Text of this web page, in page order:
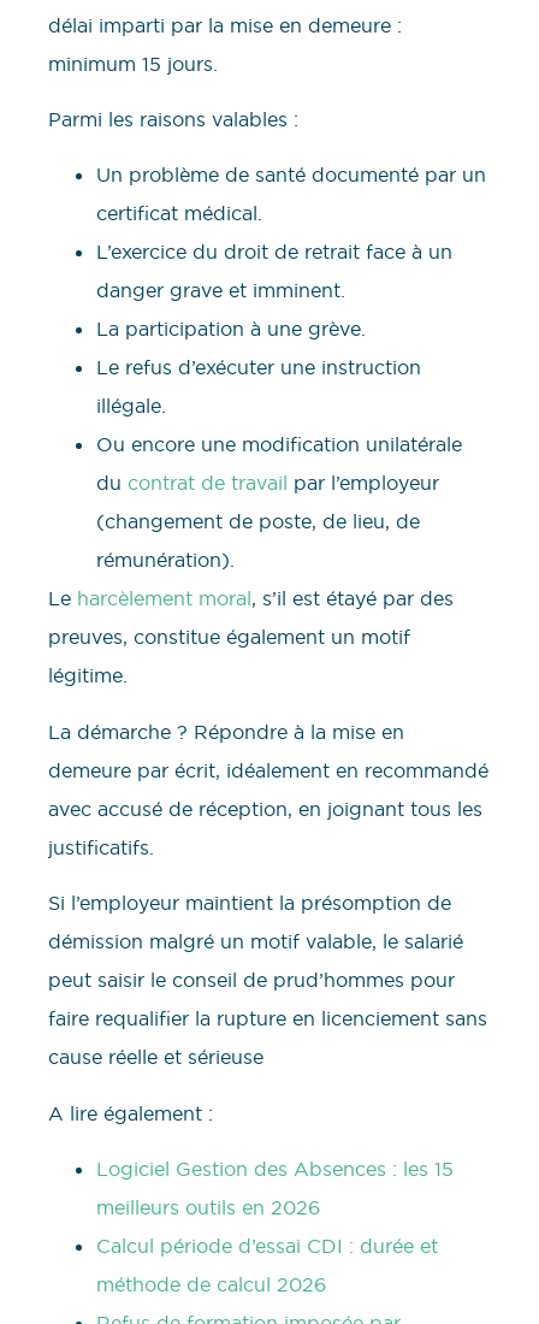
délai imparti par la mise en demeure :
minimum 15 jours.
Parmi les raisons valables :
Un problème de santé documenté par un
certificat médical.
L’exercice du droit de retrait face à un
danger grave et imminent.
La participation à une grève.
Le refus d’exécuter une instruction
illégale.
Ou encore une modification unilatérale
du contrat de travail par l’employeur
(changement de poste, de lieu, de
rémunération).
Le harcèlement moral, s’il est étayé par des
preuves, constitue également un motif
légitime.
La démarche ? Répondre à la mise en
demeure par écrit, idéalement en recommandé
avec accusé de réception, en joignant tous les
justificatifs.
Si l’employeur maintient la présomption de
démission malgré un motif valable, le salarié
peut saisir le conseil de prud’hommes pour
faire requalifier la rupture en licenciement sans
cause réelle et sérieuse
A lire également :
Logiciel Gestion des Absences : les 15
meilleurs outils en 2026
Calcul période d’essai CDI : durée et
méthode de calcul 2026